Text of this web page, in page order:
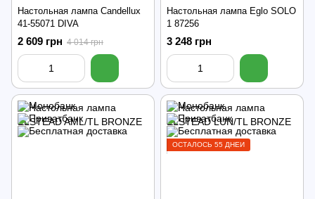
Настольная лампа Candellux
41-55071 DIVA
2 609 грн 4 014 грн
Настольная лампа Eglo SOLO
1 87256
3 248 грн
ОСТАЛОСЬ 55 ДНЕЙ